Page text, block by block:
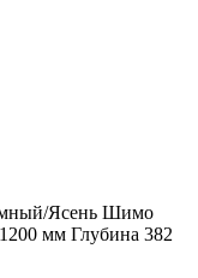
Ясень Шимо
мм Глубина 382